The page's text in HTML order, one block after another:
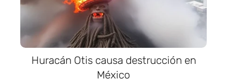
Huracán Otis causa destrucción en
México